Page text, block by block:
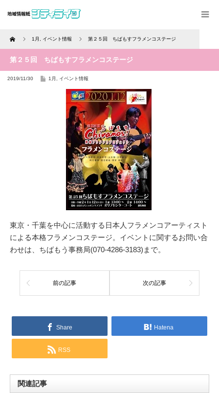
Home 1月 イベント情報 第２５回 ちばもすフラメンコステージ
第２５回 ちばもすフラメンコステージ
2019/11/30 1月 イベント情報
東京・千葉を中心に活動する日本人フラメンコアーティスト
による本格フラメンコステージ。イベントに関するお問い合
わせは、ちばもう事務局(070-4286-3183)まで。
前の記事 次の記事
Share Hatena
RSS
関連記事